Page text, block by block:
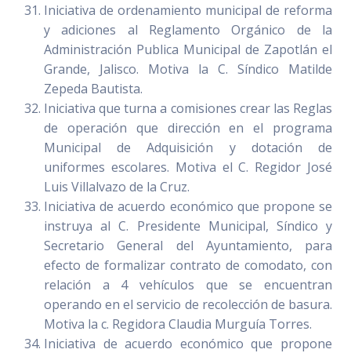
Iniciativa de ordenamiento municipal de reforma
y adiciones al Reglamento Orgánico de la
Administración Publica Municipal de Zapotlán el
Grande, Jalisco. Motiva la C. Síndico Matilde
Zepeda Bautista.
Iniciativa que turna a comisiones crear las Reglas
de operación que dirección en el programa
Municipal de Adquisición y dotación de
uniformes escolares. Motiva el C. Regidor José
Luis Villalvazo de la Cruz.
Iniciativa de acuerdo económico que propone se
instruya al C. Presidente Municipal, Síndico y
Secretario General del Ayuntamiento, para
efecto de formalizar contrato de comodato, con
relación a 4 vehículos que se encuentran
operando en el servicio de recolección de basura.
Motiva la c. Regidora Claudia Murguía Torres.
Iniciativa de acuerdo económico que propone